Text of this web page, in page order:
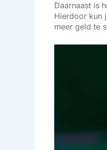
Daarnaast is
Hierdoor kun
meer geld te